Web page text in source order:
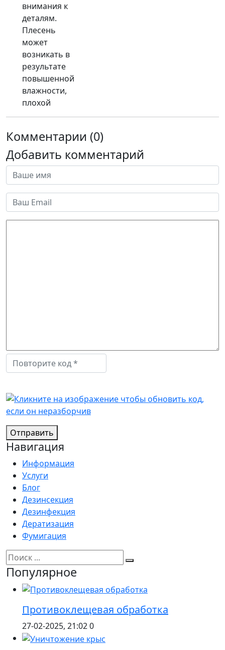
внимания к
деталям.
Плесень
может
возникать в
результате
повышенной
влажности,
плохой
Комментарии (0)
Добавить комментарий
Отправить
Навигация
Информация
Услуги
Блог
Дезинсекция
Дезинфекция
Дератизация
Фумигация
Популярное
Противоклещевая обработка
27-02-2025, 21:020